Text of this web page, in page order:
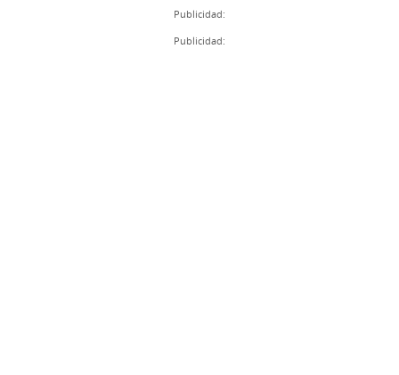
Publicidad:
Publicidad: